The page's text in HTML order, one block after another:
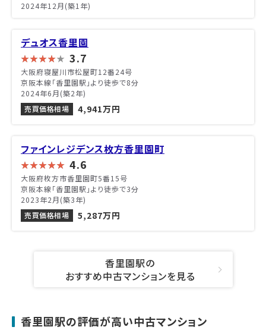
2024年12月(築1年)
デュオス香里園
3.7
大阪府寝屋川市松屋町12番24号
京阪本線「香里園駅」より徒歩で8分
2024年6月(築2年)
売買価格相場
4,941万円
ファインレジデンス枚方香里園町
4.6
大阪府枚方市香里園町5番15号
京阪本線「香里園駅」より徒歩で3分
2023年2月(築3年)
売買価格相場
5,287万円
香里園駅の
おすすめ中古マンションを見る
香里園駅の評価が高い中古マンション